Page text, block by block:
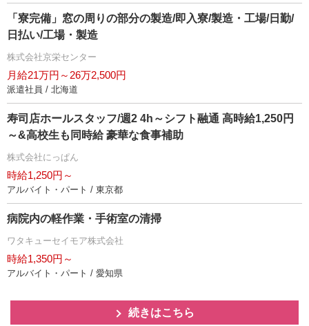
「寮完備」窓の周りの部分の製造/即入寮/製造・工場/日勤/
日払い/工場・製造
株式会社京栄センター
月給21万円～26万2,500円
派遣社員 / 北海道
寿司店ホールスタッフ/週2 4h～シフト融通 高時給1,250円
～&高校生も同時給 豪華な食事補助
株式会社にっぱん
時給1,250円～
アルバイト・パート / 東京都
病院内の軽作業・手術室の清掃
ワタキューセイモア株式会社
時給1,350円～
アルバイト・パート / 愛知県
続きはこちら